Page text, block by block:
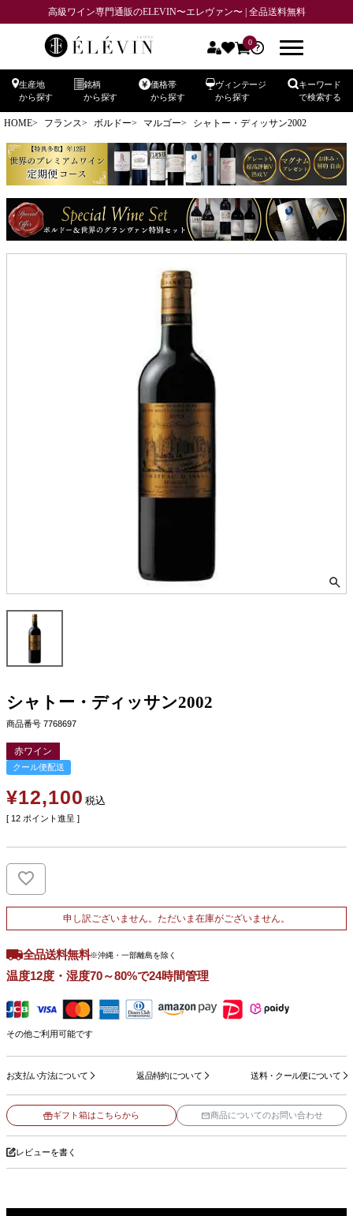
高級ワイン専門通販のELEVIN〜エレヴァン〜 | 全品送料無料
0
生産地
から探す
銘柄
から探す
価格帯
から探す
ヴィンテージ
から探す
キーワード
で検索する
HOME フランス ボルドー マルゴー シャトー・ディッサン2002
シャトー・ディッサン2002
商品番号 7768697
赤ワイン
クール便配送
¥12,100 税込
[ 12 ポイント進呈 ]
申し訳ございません。ただいま在庫がございません。
全品送料無料※沖縄・一部離島を除く
温度12度・湿度70～80%で24時間管理
その他ご利用可能です
お支払い方法について 返品特約について 送料・クール便について
ギフト箱はこちらから 商品についてのお問い合わせ
レビューを書く